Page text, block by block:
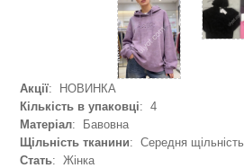
Акції: НОВИНКА
Кількість в упаковці: 4
Матеріал: Бавовна
Щільність тканини: Середня щільність
Стать: Жінка